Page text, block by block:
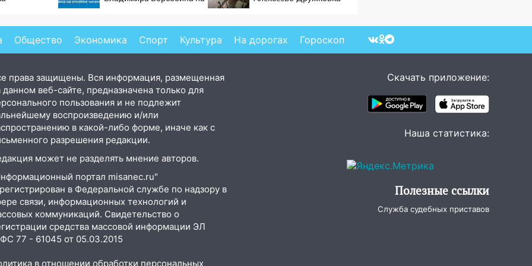
Общество Экономика Спорт Культура На дорогах Гороскоп
права защищены. Вся информация, размещенная
данном веб-сайте, предназначена только для
пользования и не подлежит
воспроизведению и/или
в какой-либо форме, иначе как с
разрешения редакции.
может не разделять мнение авторов.
портал misanec.ru"
в Федеральной службе по надзору в
связи, информационных технологий и
коммуникаций. Свидетельство о
средства массовой информации ЭЛ
77 - 61045 от 05.03.2015
в отношении обработки персональных
Скачать приложение:
Наша статистика:
Полезные ссылки
Служба судебных приставов